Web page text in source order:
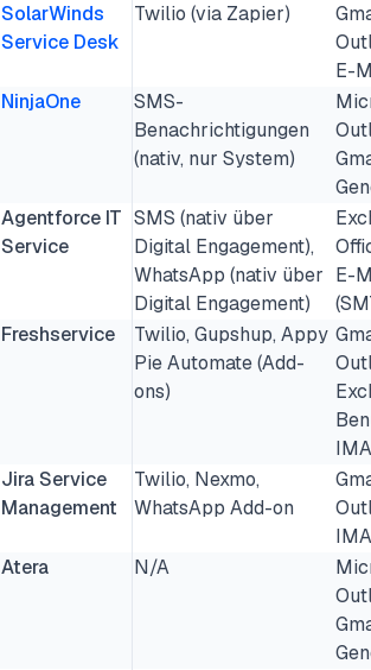
SolarWinds
Service Desk
Twilio (via Zapier)
E-
NinjaOne
SMS-
Benachrichtigungen
(nativ, nur System)
Agentforce IT
Service
SMS (nativ über
Digital Engagement),
WhatsApp (nativ über
Digital Engagement)
E-
Freshservice
Twilio, Gupshup, Appy
Pie Automate (Add-
ons)
Jira Service
Management
Twilio, Nexmo,
WhatsApp Add-on
Atera
N/A